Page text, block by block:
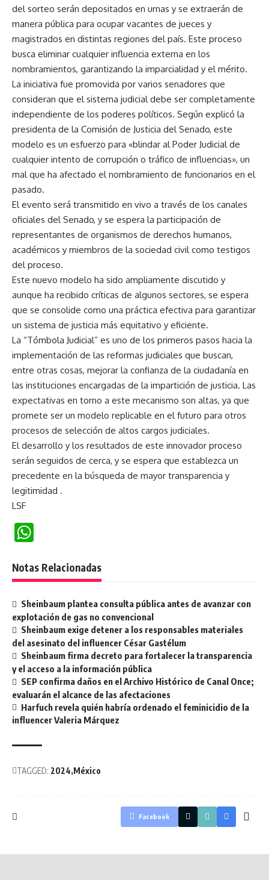
del sorteo serán depositados en urnas y se extraerán de
manera pública para ocupar vacantes de jueces y
magistrados en distintas regiones del país. Este proceso
busca eliminar cualquier influencia externa en los
nombramientos, garantizando la imparcialidad y el mérito.
La iniciativa fue promovida por varios senadores que
consideran que el sistema judicial debe ser completamente
independiente de los poderes políticos. Según explicó la
presidenta de la Comisión de Justicia del Senado, este
modelo es un esfuerzo para «blindar al Poder Judicial de
cualquier intento de corrupción o tráfico de influencias», un
mal que ha afectado el nombramiento de funcionarios en el
pasado.
El evento será transmitido en vivo a través de los canales
oficiales del Senado, y se espera la participación de
representantes de organismos de derechos humanos,
académicos y miembros de la sociedad civil como testigos
del proceso.
Este nuevo modelo ha sido ampliamente discutido y
aunque ha recibido críticas de algunos sectores, se espera
que se consolide como una práctica efectiva para garantizar
un sistema de justicia más equitativo y eficiente.
La “Tómbola Judicial” es uno de los primeros pasos hacia la
implementación de las reformas judiciales que buscan,
entre otras cosas, mejorar la confianza de la ciudadanía en
las instituciones encargadas de la impartición de justicia. Las
expectativas en torno a este mecanismo son altas, ya que
promete ser un modelo replicable en el futuro para otros
procesos de selección de altos cargos judiciales.
El desarrollo y los resultados de este innovador proceso
serán seguidos de cerca, y se espera que establezca un
precedente en la búsqueda de mayor transparencia y
legitimidad .
LSF
Notas Relacionadas
Sheinbaum plantea consulta pública antes de avanzar con
explotación de gas no convencional
Sheinbaum exige detener a los responsables materiales
del asesinato del influencer César Gastélum
Sheinbaum firma decreto para fortalecer la transparencia
y el acceso a la información pública
SEP confirma daños en el Archivo Histórico de Canal Once;
evaluarán el alcance de las afectaciones
Harfuch revela quién habría ordenado el feminicidio de la
influencer Valeria Márquez
TAGGED: 2024 México
Facebook